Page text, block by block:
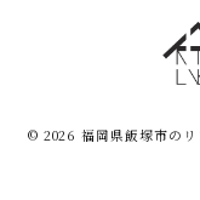
© 2026 福岡県飯塚市の